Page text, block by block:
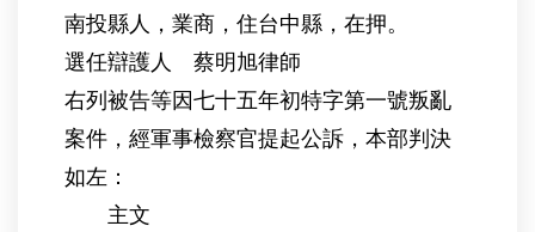
南投縣人，業商，住台中縣，在押。
選任辯護人 蔡明旭律師
右列被告等因七十五年初特字第一號叛亂
案件，經軍事檢察官提起公訴，本部判決
如左：
主文